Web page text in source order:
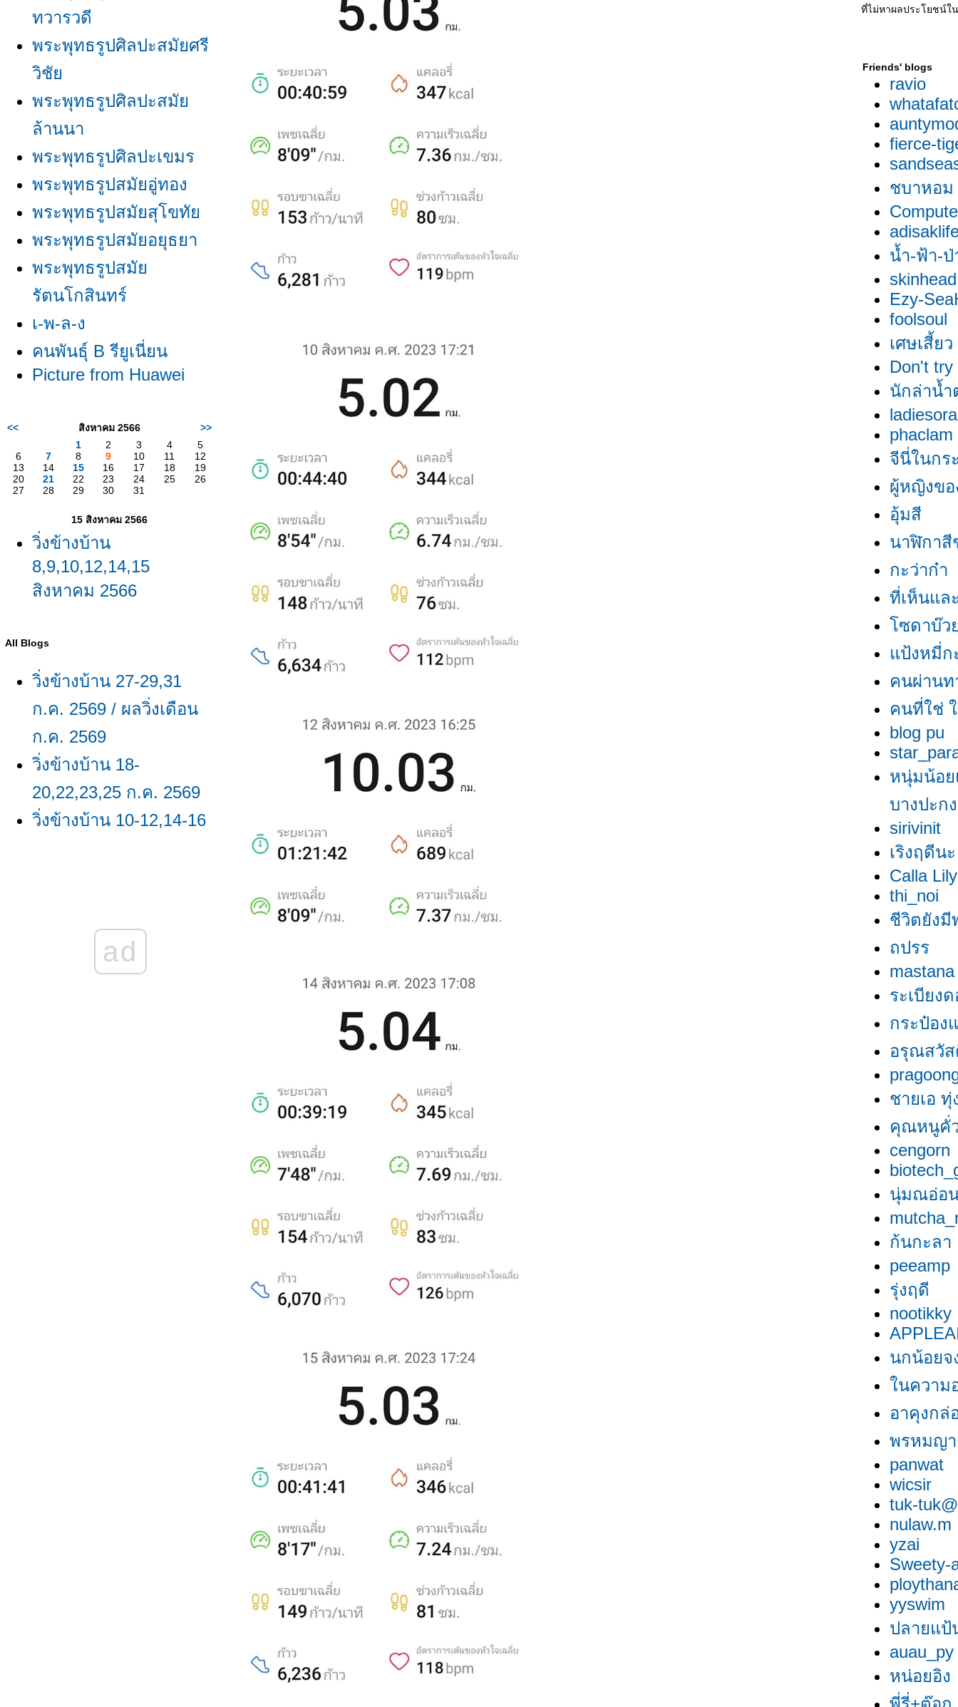
ทวารวดี
พระพุทธรูปศิลปะสมัยศรี
วิชั
พระพุทธรูปศิลปะสมั
ล้านนา
พระพุทธรูปศิลปะเขมร
พระพุทธรูปสมัยอู่ทอง
พระพุทธรูปสมัยสุโขทั
พระพุทธรูปสมัยอยุธยา
พระพุทธรูปสมั
รัตนโกสินทร์
เ-พ-ล-ง
คนพันธุ์ B รียูเนี่ยน
Picture from Huawei
<< สิงหาคม 2566
>>
1
2 3 4
5
6
7 8 9 10 11
12
13
14 15 16 17 18
19
20
21 22 23 24 25
26
27
28 29 30 31
15 สิงหาคม 2566
วิ่งข้างบ้าน
8,9,10,12,14,15
สิงหาคม 2566
All Blogs
วิ่งข้างบ้าน 27-29,31
ก.ค. 2569 / ผลวิ่งเดือน
ก.ค. 2569
วิ่งข้างบ้าน 18-
20,22,23,25 ก.ค. 2569
วิ่งข้างบ้าน 10-12,14-16
23,24,26,29,30 มิ.ย.
2569/ผลวิ่ง มิ.ย. 2569
ad
ที่ไม่หาผลประโยชน์ใ
Friends' blogs
ravio
fierce-
ชบาหอม
Compute
น้ำ-ฟ้า-ป่
skinhead
Ezy-
foolsoul
เศษเสี้ยว
Don't
นักล่าน้ำ
phaclam
จีนี่ในกร
ผู้หญิงขอ
อุ้มสี
นาฬิกา
กะว่าก๋า
ที่เห็นแล
ซดาบ๊
ป้งหมี่ก
คนผ่านท
คนที่ใช่
blog pu
หนุ่มน้อ
บางปะกง
sirivinit
เริงฤดีนะ
Calla Lily
thi_noi
ชีวิตยังมี
ถปรร
mastana
ระเบียง
กระป๋อง
อรุณสวั
ชายเอ ทุ่
คุณหนูคั่
cengorn
นุ่มณอ่อ
ก้นกะลา
peeamp
รุ่งฤดี
nootikky
นกน้อยจ
นความ
อาคุงกล่
พรหมญ
panwat
wicsir
tuk-
nulaw.m
yzai
Sweety-
yyswim
ปลายแ
auau_py
หน่อยอิง